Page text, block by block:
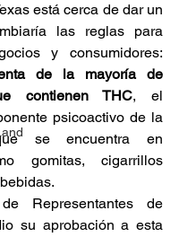
está cerca de dar un
las reglas para
de la mayoría de
contienen THC, el
psicoactivo de la
se encuentra en
gomitas, cigarrillos
Representantes de
su aprobación a esta